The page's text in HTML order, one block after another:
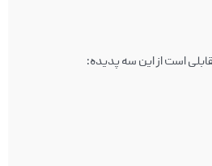
است از این سه پدیده: